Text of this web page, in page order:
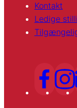
Kontakt
Ledige